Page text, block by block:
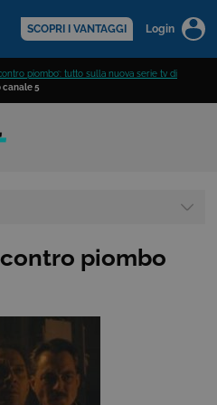
SCOPRI I VANTAGGI Login
piombo’: tutto sulla nuova serie tv di
canale 5
piombo